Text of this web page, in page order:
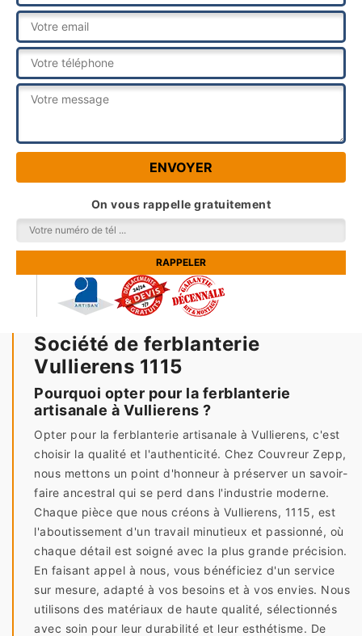
On vous rappelle gratuitement
Société de ferblanterie
Vullierens 1115
Pourquoi opter pour la ferblanterie
artisanale à Vullierens ?
Opter pour la ferblanterie artisanale à Vullierens, c'est
choisir la qualité et l'authenticité. Chez Couvreur Zepp,
nous mettons un point d'honneur à préserver un savoir-
faire ancestral qui se perd dans l'industrie moderne.
Chaque pièce que nous créons à Vullierens, 1115, est
l'aboutissement d'un travail minutieux et passionné, où
chaque détail est soigné avec la plus grande précision.
En faisant appel à nous, vous bénéficiez d'un service
sur mesure, adapté à vos besoins et à vos envies. Nous
utilisons des matériaux de haute qualité, sélectionnés
avec soin pour leur durabilité et leur esthétisme. De